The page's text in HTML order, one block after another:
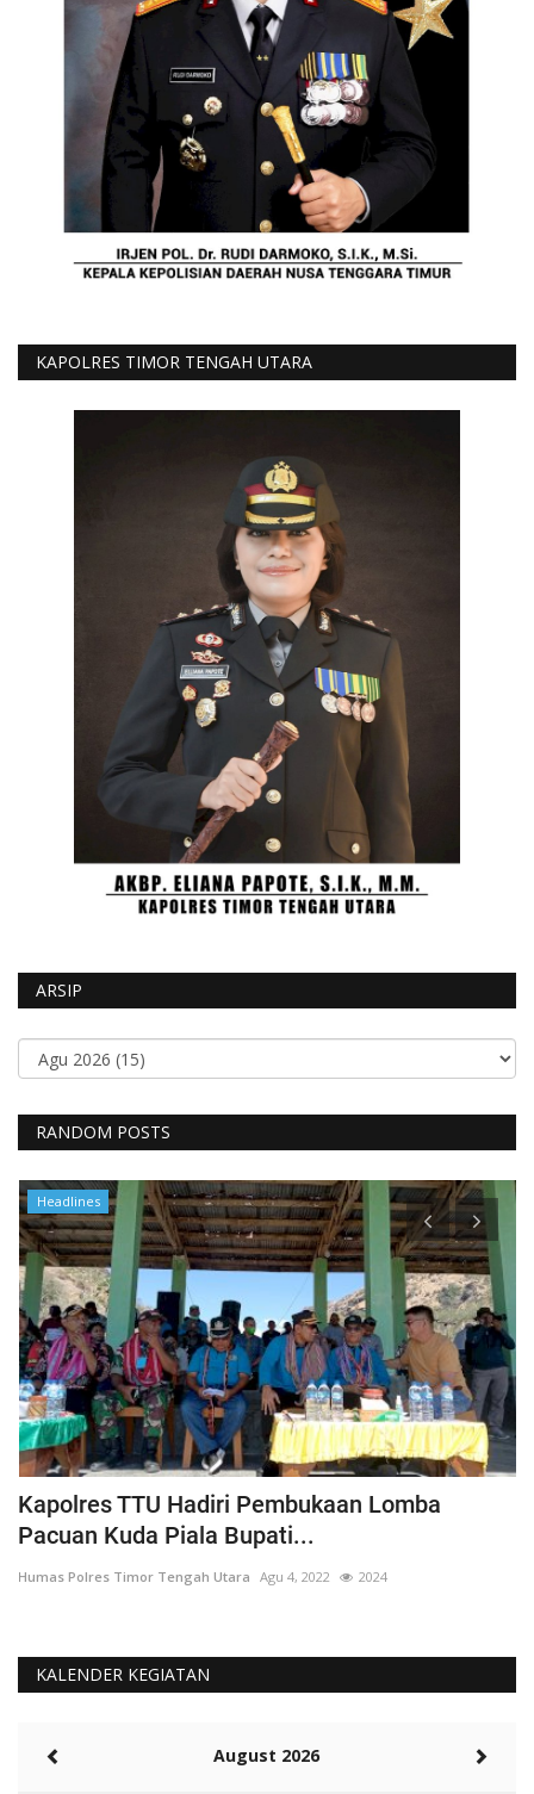
KAPOLRES TIMOR TENGAH UTARA
ARSIP
RANDOM POSTS
Headlines
Kapolres TTU Hadiri Pembukaan Lomba
Pacuan Kuda Piala Bupati...
Humas Polres Timor Tengah Utara Agu 4, 2022 2024
KALENDER KEGIATAN
August 2026